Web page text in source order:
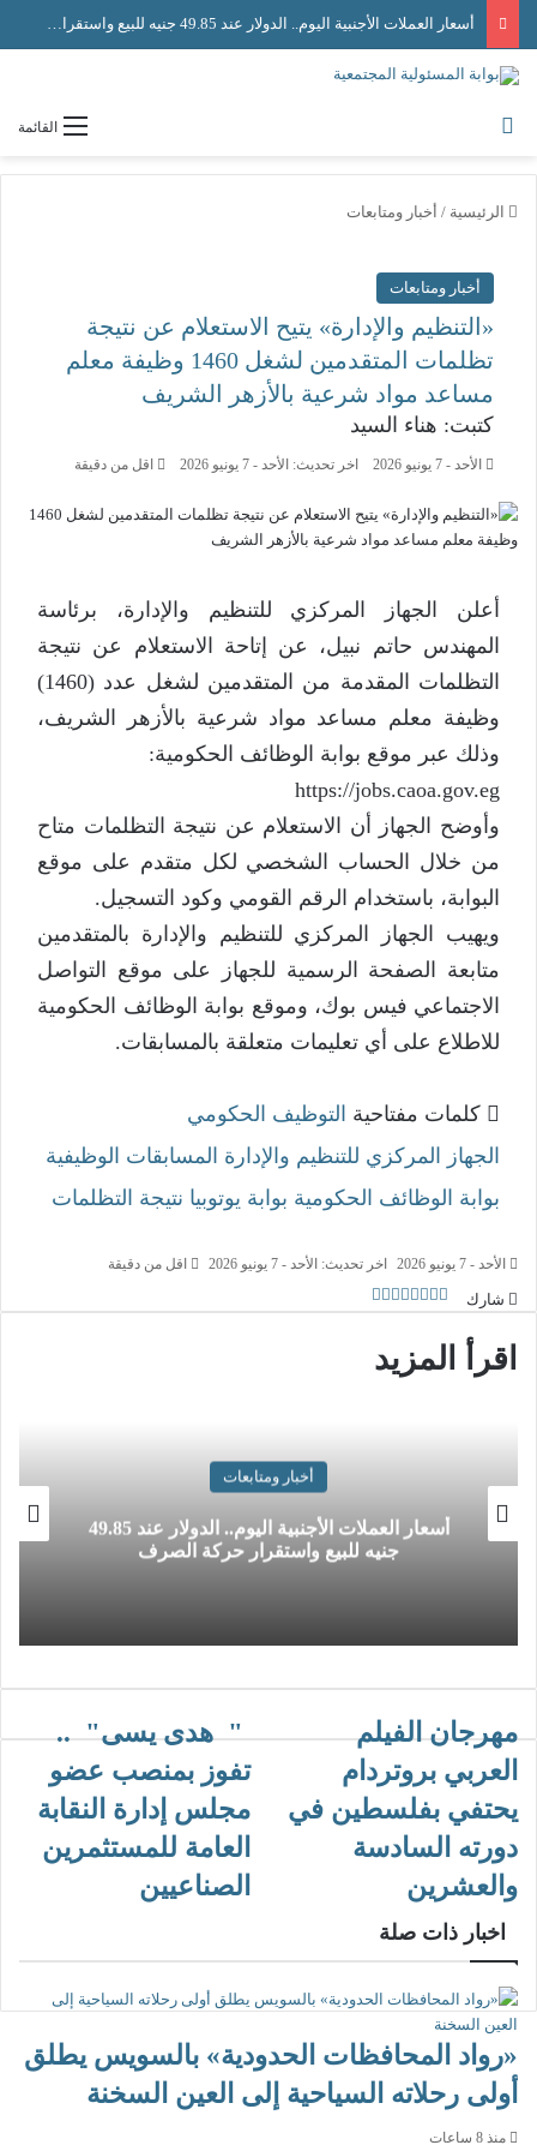
أسعار العملات الأجنبية اليوم.. الدولار عند 49.85 جنيه للبيع واستقرار حركة الصرف
القائمة
الرئيسية / أخبار ومتابعات
أخبار ومتابعات
«التنظيم والإدارة» يتيح الاستعلام عن نتيجة
تظلمات المتقدمين لشغل 1460 وظيفة معلم
مساعد مواد شرعية بالأزهر الشريف
كتبت: هناء السيد
الأحد - 7 يونيو 2026 اخر تحديث: الأحد - 7 يونيو 2026 اقل من دقيقة
أعلن الجهاز المركزي للتنظيم والإدارة، برئاسة
المهندس حاتم نبيل، عن إتاحة الاستعلام عن نتيجة
التظلمات المقدمة من المتقدمين لشغل عدد (1460)
وظيفة معلم مساعد مواد شرعية بالأزهر الشريف،
وذلك عبر موقع بوابة الوظائف الحكومية:
https://jobs.caoa.gov.eg⁠
وأوضح الجهاز أن الاستعلام عن نتيجة التظلمات متاح
من خلال الحساب الشخصي لكل متقدم على موقع
البوابة، باستخدام الرقم القومي وكود التسجيل.
ويهيب الجهاز المركزي للتنظيم والإدارة بالمتقدمين
متابعة الصفحة الرسمية للجهاز على موقع التواصل
الاجتماعي فيس بوك، وموقع بوابة الوظائف الحكومية
للاطلاع على أي تعليمات متعلقة بالمسابقات.
كلمات مفتاحية التوظيف الحكومي
الجهاز المركزي للتنظيم والإدارة المسابقات الوظيفية
بوابة الوظائف الحكومية بوابة يوتوبيا نتيجة التظلمات
الأحد - 7 يونيو 2026 اخر تحديث: الأحد - 7 يونيو 2026 اقل من دقيقة
شارك
اقرأ المزيد
أخبار ومتابعات
أسعار العملات الأجنبية اليوم.. الدولار عند 49.85
جنيه للبيع واستقرار حركة الصرف
مهرجان الفيلم
العربي بروتردام
يحتفي بفلسطين في
دورته السادسة
والعشرين
" هدى يسى" ..
تفوز بمنصب عضو
مجلس إدارة النقابة
العامة للمستثمرين
الصناعيين
اخبار ذات صلة
«رواد المحافظات الحدودية» بالسويس يطلق
أولى رحلاته السياحية إلى العين السخنة
منذ 8 ساعات